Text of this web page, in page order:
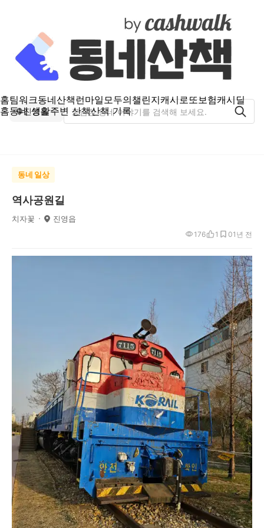
홈팀워크동네산책런마일모두의챌린지캐시로또보험캐시딜
홈동네 생활주변 산책산책 기록
진영읍
동네 일상
역사공원길
치자꽃 진영읍
1년 전
176 1 0